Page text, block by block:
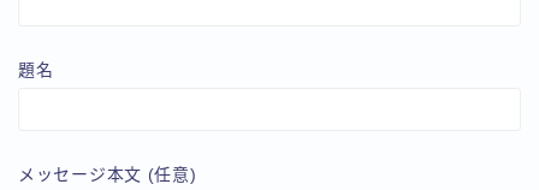
題名
メッセージ本文 (任意)